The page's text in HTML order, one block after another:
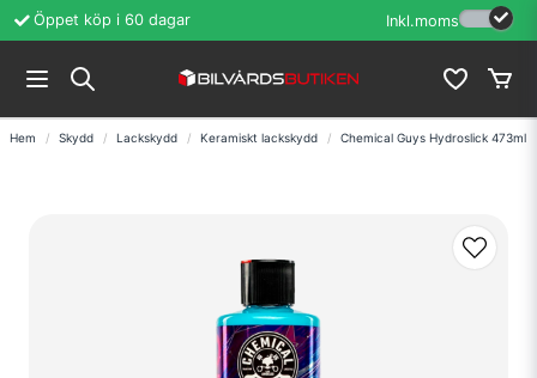
Öppet köp i 60 dagar Erfarenhet sedan
Inkl.moms
Hem Skydd Lackskydd Keramiskt lackskydd Chemical Guys Hydroslick 473ml